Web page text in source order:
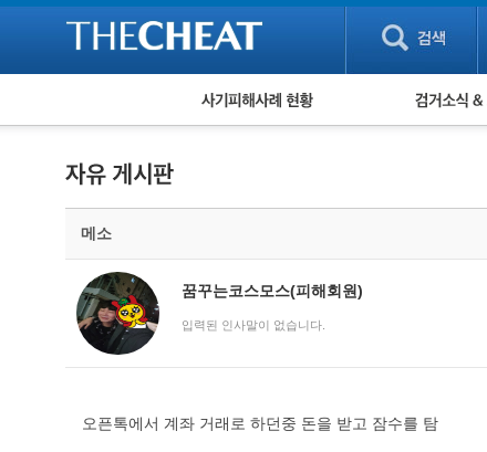
피해사례 현황
유해사이트 목록
비공개 피해사례
워킹홀리데이 피해사례
검거 소식
메소
꿈꾸는코스모스(피해회원)
입력된 인사말이 없습니다.
오픈톡에서 계좌 거래로 하던중 돈을 받고 잠수를 탐